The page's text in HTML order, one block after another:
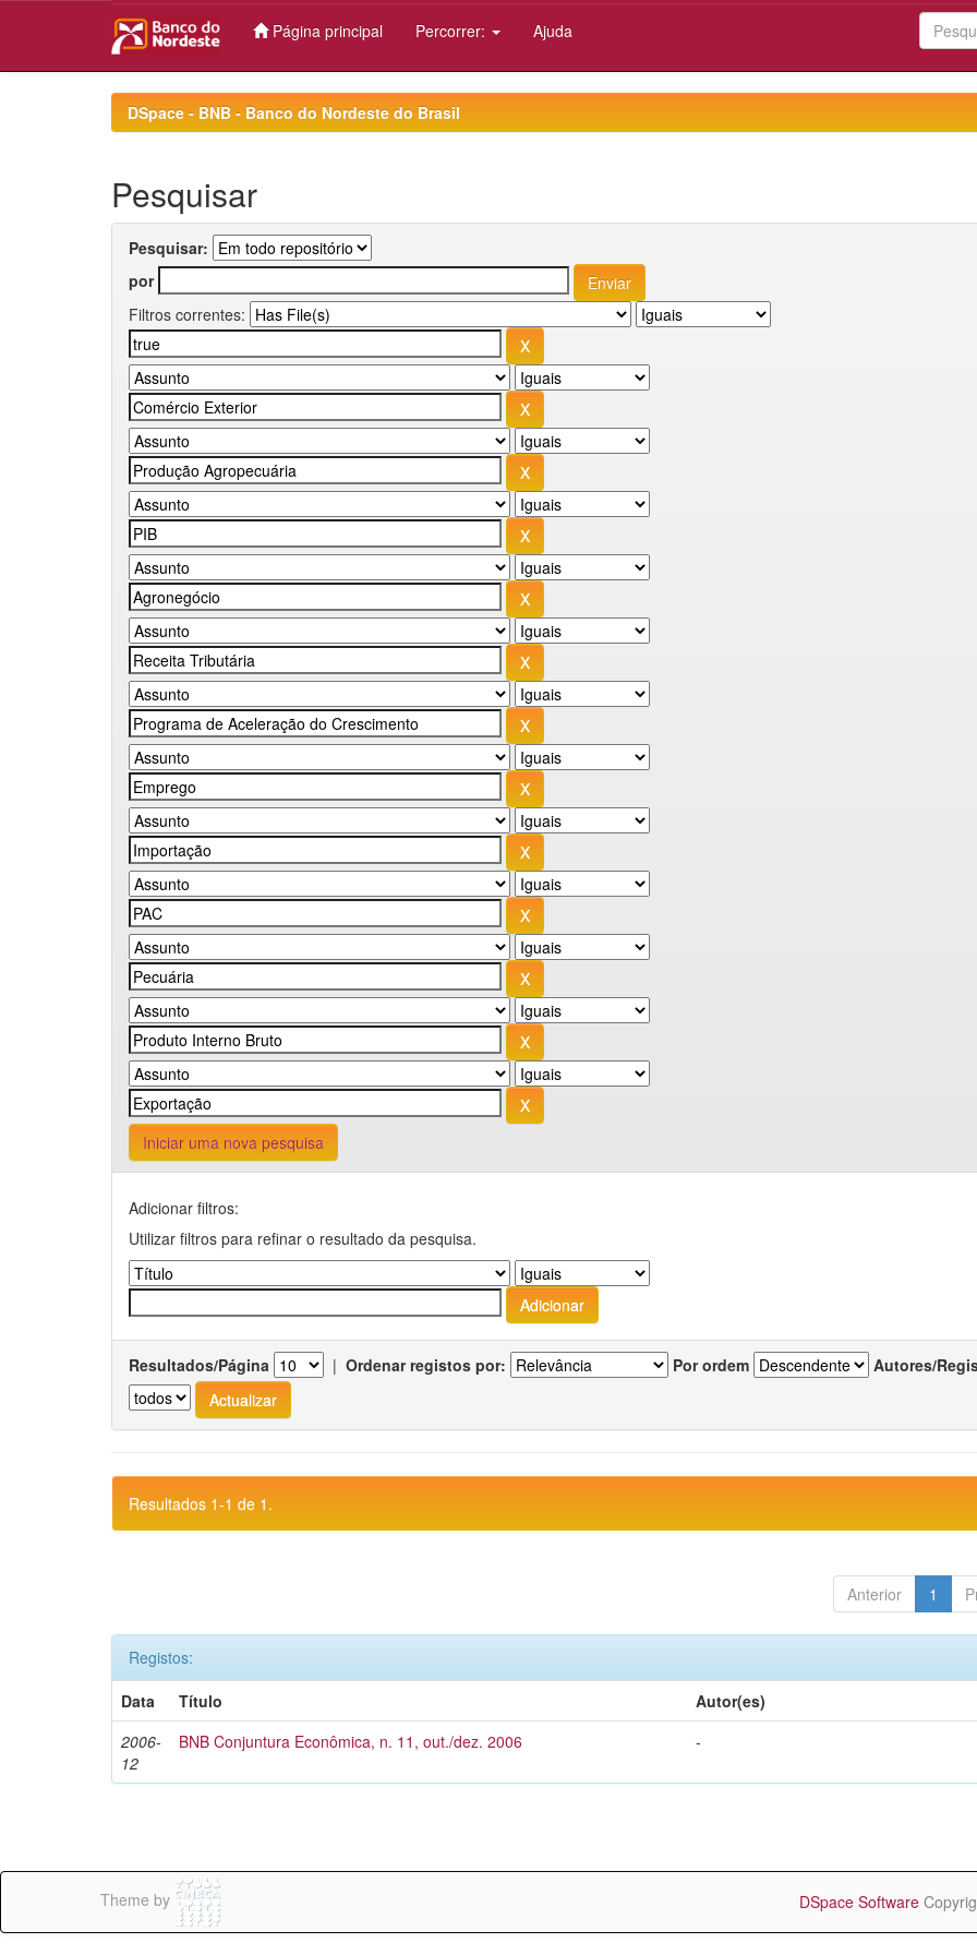
Página principal Percorrer: Ajuda
DSpace - BNB - Banco do Nordeste do Brasil
Pesquisar
Pesquisar:
por
Filtros correntes:
Iniciar uma nova pesquisa
Adicionar filtros:
Utilizar filtros para refinar o resultado da pesquisa.
Resultados/Página | Ordenar registos por: Por ordem Autores/
Resultados 1-1 de 1.
Anterior 1
Registos:
Data
Título
Autor(es)
2006-
12
BNB Conjuntura Econômica, n. 11, out./dez. 2006 -
Theme by DSpace Software